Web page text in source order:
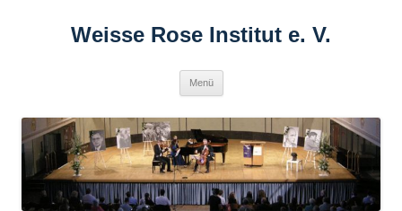
Weisse Rose Institut e. V.
Menü